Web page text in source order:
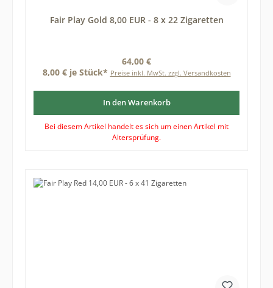
Fair Play Gold 8,00 EUR - 8 x 22 Zigaretten
Regulärer Preis:
64,00 €
8,00 € je Stück* Preise inkl. MwSt. zzgl. Versandkosten
In den Warenkorb
Bei diesem Artikel handelt es sich um einen Artikel mit
Altersprüfung.